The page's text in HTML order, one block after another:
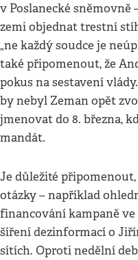
v Poslanecké sněmovně
zemi objednat trestní
„ne každý soudce je
také připomenout, že
pokus na sestavení
by nebyl Zeman opět
jmenovat do 8. března,
mandát.
Je důležité
otázky – například
financování kampaně ve
šíření dezinformací o
sítích. Oproti nedělní